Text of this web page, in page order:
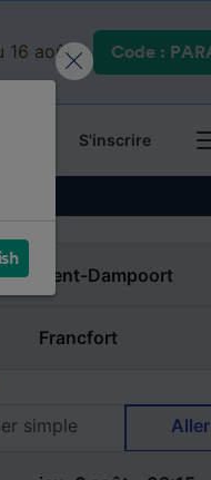
16 août. Code :
S'inscrire
simple